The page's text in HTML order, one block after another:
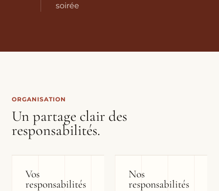
soirée
ORGANISATION
Un partage clair des
responsabilités.
Vos
responsabilités
Nos
responsabilités